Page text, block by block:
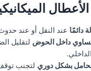
دائمًا عند النقل أو عند حدوث
داخل الحوض لتقليل
بشكل دوري لتجنب